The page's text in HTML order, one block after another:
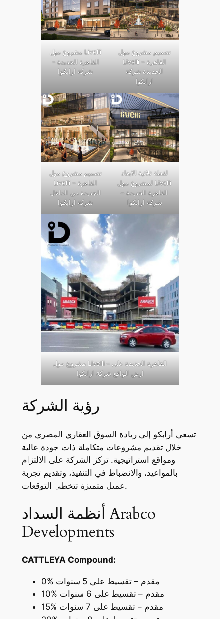
مشروع مول Livelli
– القاهرة الجديدة
شركة ارابكوا
تصميم مشروع مول
Livelli – القاهرة
الجديدة شركة
ارابكوا
تصميم مشروع مول
Livelli – القاهرة
الجديدة من الداخل
شركة ارابكوا
لقطة ثلاثية الابعاد
لمشروع مول Livelli
– القاهرة الجديدة
شركة ارابكوا
مشروع مول Livelli – القاهرة الجديدة على
ارض الواقع شركة ارابكوا
رؤية الشركة
تسعى أرابكو إلى ريادة السوق العقاري المصري من
خلال تقديم مشروعات متكاملة ذات جودة عالية
ومواقع استراتيجية. تركز الشركة على الالتزام
بالمواعيد، والانضباط في التنفيذ، وتقديم تجربة
عميل متميزة تتخطى التوقعات.
أنظمة السداد Arabco
Developments
CATTLEYA Compound:
0% مقدم – تقسيط على 5 سنوات
10% مقدم – تقسيط على 6 سنوات
15% مقدم – تقسيط على 7 سنوات